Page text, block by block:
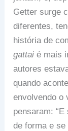
Getter surge
diferentes,
história de
gattai é mais
autores
quando
envolvendo o
pensaram:
de forma e